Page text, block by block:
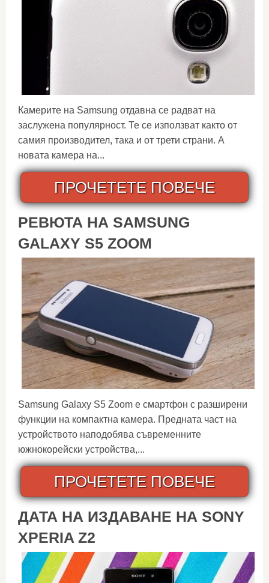
Камерите на Samsung отдавна се радват на
заслужена популярност. Те се използват както от
самия производител, така и от трети страни. А
новата камера на...
ПРОЧЕТЕТЕ ПОВЕЧЕ
РЕВЮТА НА SAMSUNG
GALAXY S5 ZOOM
Samsung Galaxy S5 Zoom е смартфон с разширени
функции на компактна камера. Предната част на
устройството наподобява съвременните
южнокорейски устройства,...
ПРОЧЕТЕТЕ ПОВЕЧЕ
ДАТА НА ИЗДАВАНЕ НА SONY
XPERIA Z2